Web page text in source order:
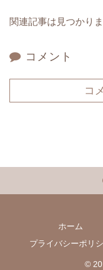
関連記事は見つかり
コメント
コ
ホーム
プライバシーポリ
©